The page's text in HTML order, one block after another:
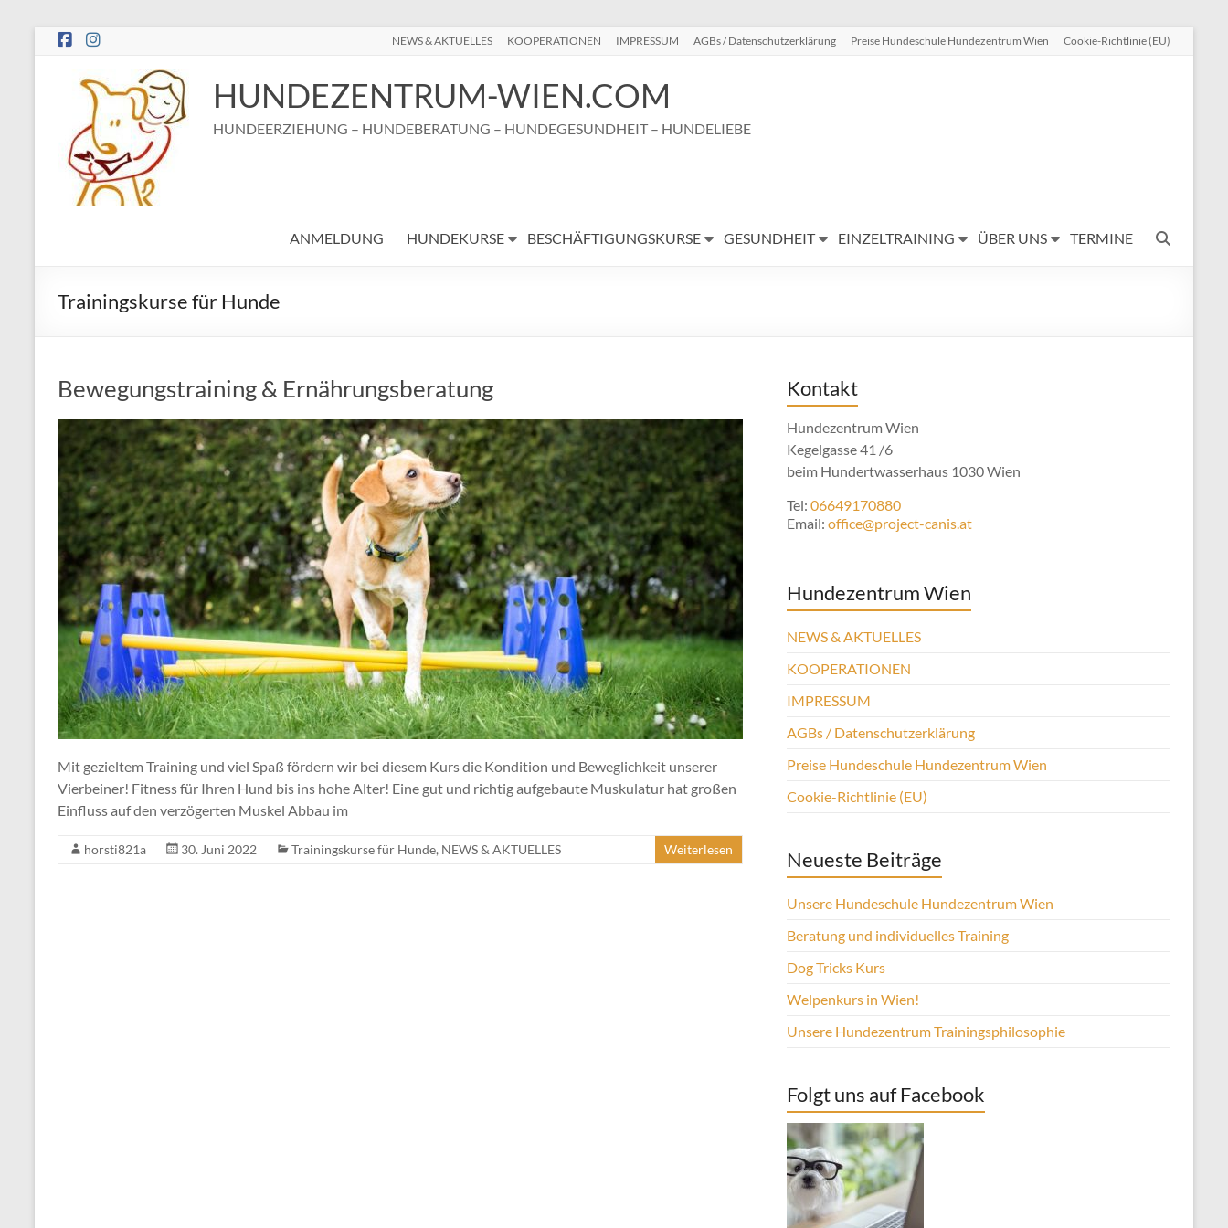
Zum
Inhalt
NEWS & AKTUELLES KOOPERATIONEN IMPRESSUM AGBs / Datenschutzerklärung Preise Hundeschule Hundezentrum Wien Cookie-Richtlinie (EU)
HUNDEZENTRUM-WIEN.COM
HUNDEERZIEHUNG – HUNDEBERATUNG – HUNDEGESUNDHEIT – HUNDELIEBE
ANMELDUNG HUNDEKURSE BESCHÄFTIGUNGSKURSE GESUNDHEIT EINZELTRAINING ÜBER UNS TERMINE
Trainingskurse für Hunde
Bewegungstraining & Ernährungsberatung
Mit gezieltem Training und viel Spaß fördern wir bei diesem Kurs die Kondition und Beweglichkeit unserer
Vierbeiner! Fitness für Ihren Hund bis ins hohe Alter! Eine gut und richtig aufgebaute Muskulatur hat großen
Einfluss auf den verzögerten Muskel Abbau im
horsti821a 30. Juni 2022 Trainingskurse für Hunde, NEWS & AKTUELLES Weiterlesen
Kontakt
Hundezentrum Wien
Kegelgasse 41 /6
beim Hundertwasserhaus 1030 Wien
Tel: 06649170880
Email: office@project-canis.at
Hundezentrum Wien
NEWS & AKTUELLES
KOOPERATIONEN
IMPRESSUM
AGBs / Datenschutzerklärung
Preise Hundeschule Hundezentrum Wien
Cookie-Richtlinie (EU)
Neueste Beiträge
Unsere Hundeschule Hundezentrum Wien
Beratung und individuelles Training
Dog Tricks Kurs
Welpenkurs in Wien!
Unsere Hundezentrum Trainingsphilosophie
Folgt uns auf Facebook